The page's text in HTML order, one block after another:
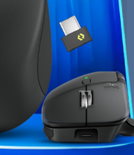
LA MÊME